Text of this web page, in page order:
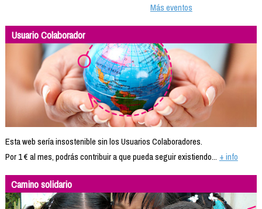
Más eventos
Usuario Colaborador
Esta web sería insostenible sin los Usuarios Colaboradores.
Por 1 € al mes, podrás contribuir a que pueda seguir existiendo... + info
Camino solidario